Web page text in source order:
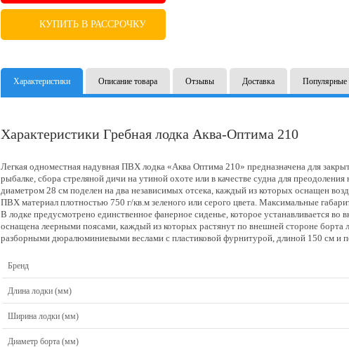
КУПИТЬ В РАССРОЧКУ
Характеристики Описание товара Отзывы Доставка Популярные
Характеристики Гребная лодка Аква-Оптима 210
Легкая одноместная надувная ПВХ лодка «Аква Оптима 210» предназначена для
рыбалке, сбора стреляной дичи на утиной охоте или в качестве судна для
диаметром 28 см поделен на два независимых отсека, каждый из которых оснащен
ПВХ материал плотностью 750 г/кв.м зеленого или серого цвета. Максимальные
В лодке предусмотрено единственное фанерное сиденье, которое устанавливается
оснащена леерными поясами, каждый из которых растянут по внешней стороне
разборными дюралюминиевыми веслами с пластиковой фурнитурой, длиной 150 см и
Бренд
Длина лодки (мм)
Ширина лодки (мм)
Диаметр борта (мм)